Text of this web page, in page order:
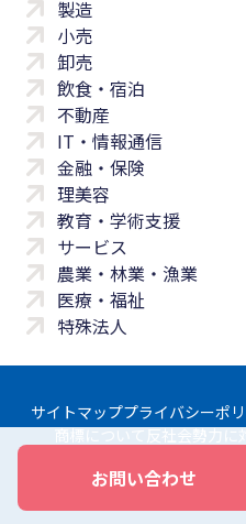
お問い合わせ
製造
小売
卸売
飲食・宿泊
不動産
IT・情報通信
金融・保険
理美容
教育・学術支援
サービス
農業・林業・漁業
医療・福祉
特殊法人
サイトマッププライバシーポ
商標について 反社会勢力に
Copyright © Yayoi Co.,